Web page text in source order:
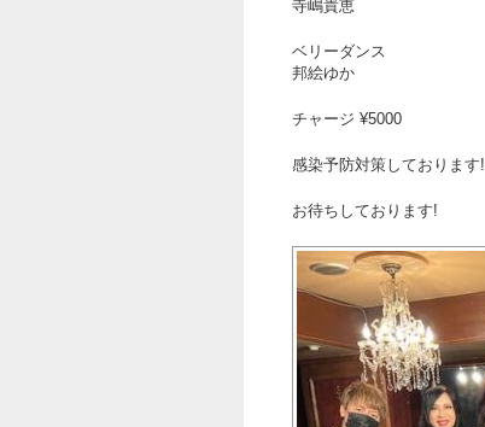
寺嶋貴恵
ベリーダンス
邦絵ゆか
チャージ ¥5000
感染予防対策しております!
お待ちしております!